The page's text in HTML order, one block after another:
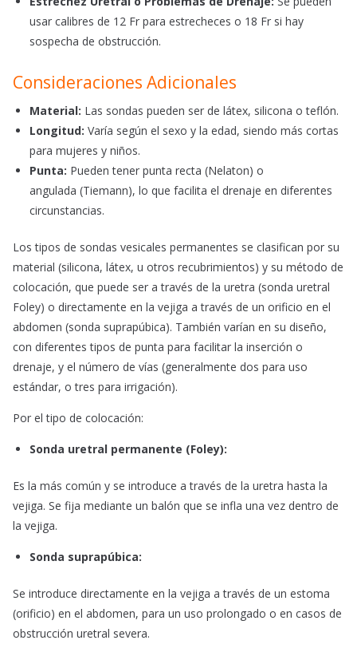
usar calibres de 12 Fr para estrecheces o 18 Fr si hay
sospecha de obstrucción.
Consideraciones Adicionales
Material: Las sondas pueden ser de látex, silicona o teflón.
Longitud: Varía según el sexo y la edad, siendo más cortas
para mujeres y niños.
Punta: Pueden tener punta recta (Nelaton) o
angulada (Tiemann), lo que facilita el drenaje en diferentes
circunstancias.
Los tipos de sondas vesicales permanentes se clasifican por su
material (silicona, látex, u otros recubrimientos) y su método de
colocación, que puede ser a través de la uretra (sonda uretral
Foley) o directamente en la vejiga a través de un orificio en el
abdomen (sonda suprapúbica). También varían en su diseño,
con diferentes tipos de punta para facilitar la inserción o
drenaje, y el número de vías (generalmente dos para uso
estándar, o tres para irrigación).
Por el tipo de colocación:
Sonda uretral permanente (Foley):
Es la más común y se introduce a través de la uretra hasta la
vejiga. Se fija mediante un balón que se infla una vez dentro de
la vejiga.
Sonda suprapúbica:
Se introduce directamente en la vejiga a través de un estoma
(orificio) en el abdomen, para un uso prolongado o en casos de
obstrucción uretral severa.